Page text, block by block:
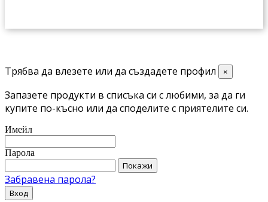
Трябва да влезете или да създадете профил ×
Запазете продукти в списъка си с любими, за да ги
купите по-късно или да споделите с приятелите си.
Имейл
Парола
Покажи
Забравена парола?
Вход